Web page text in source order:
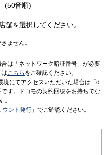
(50音順)
舗を選択してください。
ません。
は「ネットワーク暗証番号」が必要
こちら をご確認ください。
にてアクセスいただいた場合は「d
す。ドコモの契約回線をお持ちでな
。
ウント発行 」でご確認ください。